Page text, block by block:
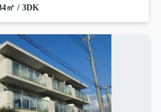
㎡ / 3DK